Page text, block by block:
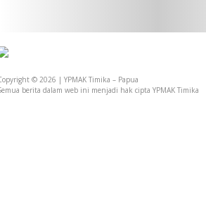
© 2026 | YPMAK Timika – Papua
berita dalam web ini menjadi hak cipta YPMAK Timika